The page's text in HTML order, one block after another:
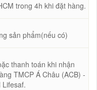
trong 4h khi đặt hàng.
sản phẩm(nếu có)
thanh toán khi nhận
TMCP Á Châu (ACB) -
Lifesaf.